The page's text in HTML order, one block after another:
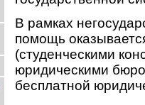
В рамках
помощь
(студенческими
юридическими
бесплатной